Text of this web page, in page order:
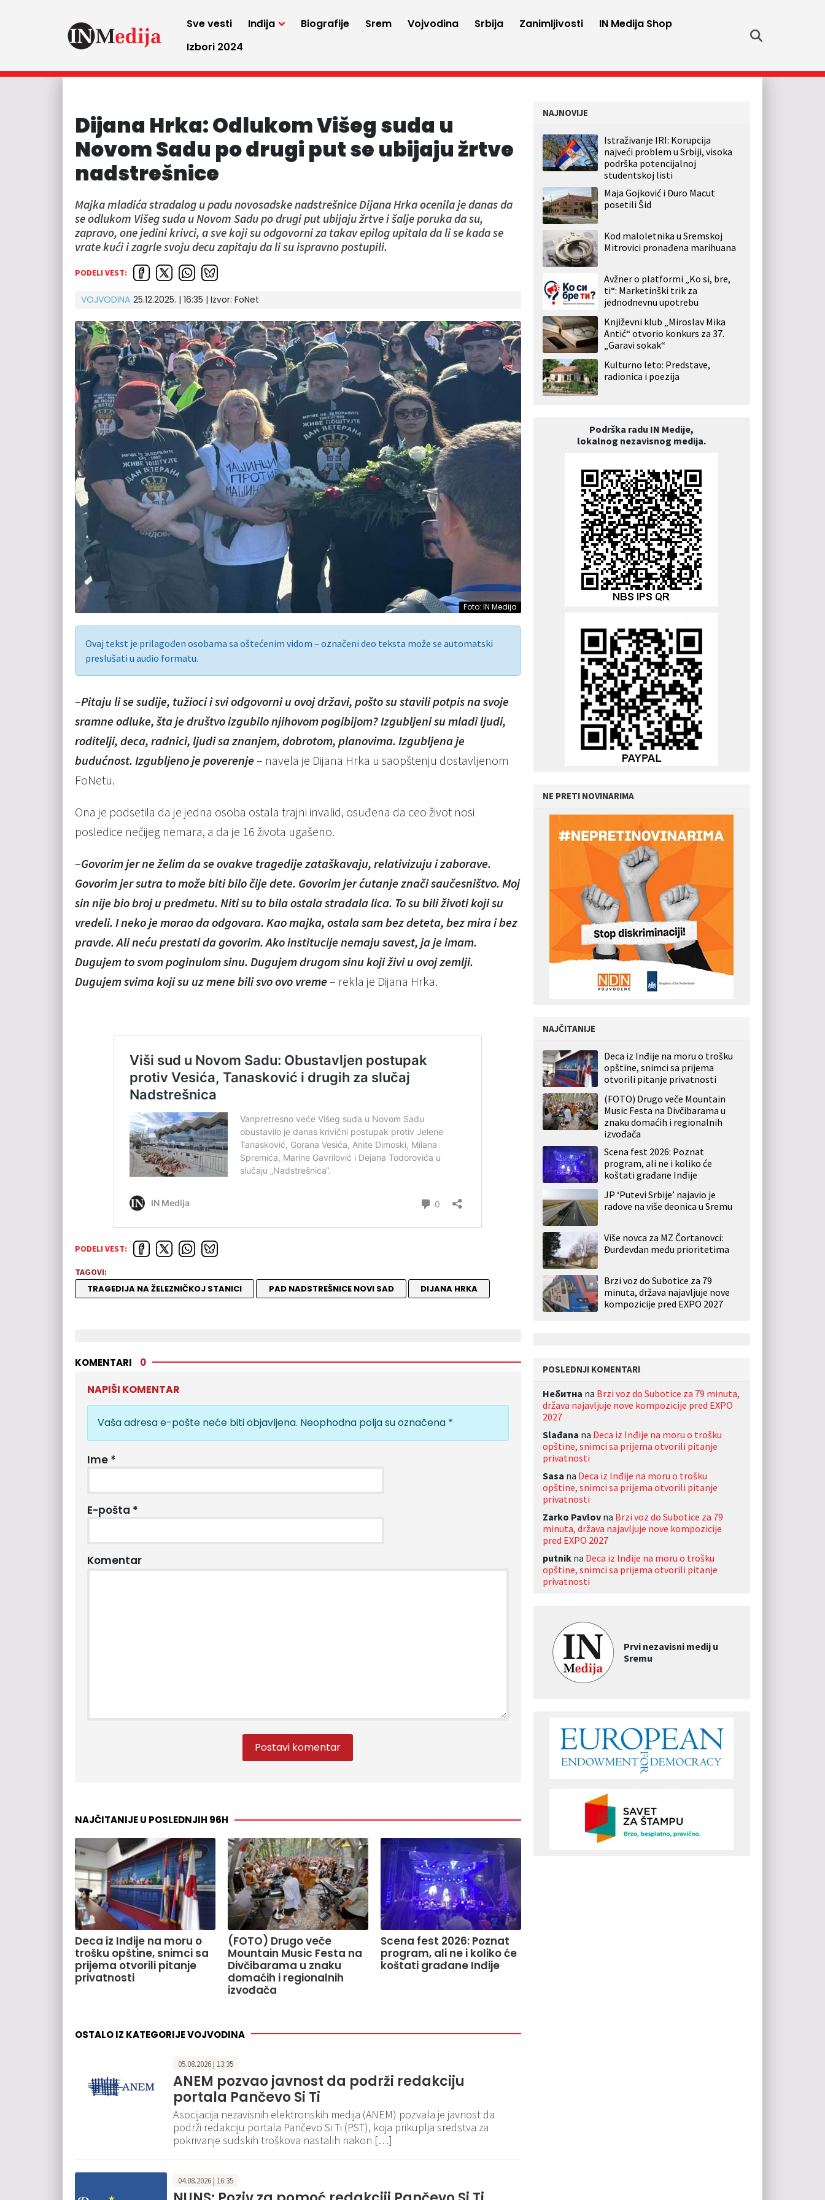
Sve vesti Inđija Biografije Srem Vojvodina Srbija Zanimljivosti
IN Medija Shop
Izbori 2024
Dijana Hrka: Odlukom Višeg suda u
Novom Sadu po drugi put se ubijaju žrtve
nadstrešnice
Majka mladića stradalog u padu novosadske nadstrešnice Dijana Hrka ocenila je danas da
se odlukom Višeg suda u Novom Sadu po drugi put ubijaju žrtve i šalje poruka da su,
zapravo, one jedini krivci, a sve koji su odgovorni za takav epilog upitala da li se kada se
vrate kući i zagrle svoju decu zapitaju da li su ispravno postupili.
PODELI VEST:
VOJVODINA 25.12.2025. | 16:35 | Izvor: FoNet
Foto: IN Medija
Ovaj tekst je prilagođen osobama sa oštećenim vidom – označeni deo teksta može se automatski
preslušati u audio formatu.
–Pitaju li se sudije, tužioci i svi odgovorni u ovoj državi, pošto su stavili potpis na svoje
sramne odluke, šta je društvo izgubilo njihovom pogibijom? Izgubljeni su mladi ljudi,
roditelji, deca, radnici, ljudi sa znanjem, dobrotom, planovima. Izgubljena je
budućnost. Izgubljeno je poverenje– navela je Dijana Hrka u saopštenju dostavljenom
FoNetu.
Ona je podsetila da je jedna osoba ostala trajni invalid, osuđena da ceo život nosi
posledice nečijeg nemara, a da je 16 života ugašeno.
–Govorim jer ne želim da se ovakve tragedije zataškavaju, relativizuju i zaborave.
Govorim jer sutra to može biti bilo čije dete. Govorim jer ćutanje znači saučesništvo. Moj
sin nije bio broj u predmetu. Niti su to bila ostala stradala lica. To su bili životi koji su
vredeli. I neko je morao da odgovara. Kao majka, ostala sam bez deteta, bez mira i bez
pravde. Ali neću prestati da govorim. Ako institucije nemaju savest, ja je imam.
Dugujem to svom poginulom sinu. Dugujem drugom sinu koji živi u ovoj zemlji.
Dugujem svima koji su uz mene bili svo ovo vreme– rekla je Dijana Hrka.
PODELI VEST:
TAGOVI:
TRAGEDIJA NA ŽELEZNIČKOJ STANICI PAD NADSTREŠNICE NOVI SAD DIJANA HRKA
KOMENTARI 0
NAPIŠI KOMENTAR
Vaša adresa e-pošte neće biti objavljena. Neophodna polja su označena *
Ime *
E-pošta *
Komentar
NAJČITANIJE U POSLEDNJIH 96H
Deca iz Inđije na moru o
trošku opštine, snimci sa
prijema otvorili pitanje
privatnosti
(FOTO) Drugo veče
Mountain Music Festa na
Divčibarama u znaku
domaćih i regionalnih
izvođača
Scena fest 2026: Poznat
program, ali ne i koliko će
koštati građane Inđije
OSTALO IZ KATEGORIJE VOJVODINA
05.08.2026 | 13:35
ANEM pozvao javnost da podrži redakciju
portala Pančevo Si Ti
Asocijacija nezavisnih elektronskih medija (ANEM) pozvala je javnost da
podrži redakciju portala Pančevo Si Ti (PST), koja prikuplja sredstva za
pokrivanje sudskih troškova nastalih nakon […]
04.08.2026 | 16:35
NAJNOVIJE
Istraživanje IRI: Korupcija
najveći problem u Srbiji, visoka
podrška potencijalnoj
studentskoj listi
Maja Gojković i Đuro Macut
posetili Šid
Kod maloletnika u Sremskoj
Mitrovici pronađena marihuana
Avžner o platformi „Ko si, bre,
ti“: Marketinški trik za
jednodnevnu upotrebu
Književni klub „Miroslav Mika
Antić“ otvorio konkurs za 37.
„Garavi sokak“
Kulturno leto: Predstave,
radionica i poezija
Podrška radu IN Medije,
lokalnog nezavisnog medija.
NE PRETI NOVINARIMA
NAJČITANIJE
Deca iz Inđije na moru o trošku
opštine, snimci sa prijema
otvorili pitanje privatnosti
(FOTO) Drugo veče Mountain
Music Festa na Divčibarama u
znaku domaćih i regionalnih
izvođača
Scena fest 2026: Poznat
program, ali ne i koliko će
koštati građane Inđije
JP ‘Putevi Srbije’ najavio je
radove na više deonica u Sremu
Više novca za MZ Čortanovci:
Đurđevdan među prioritetima
Brzi voz do Subotice za 79
minuta, država najavljuje nove
kompozicije pred EXPO 2027
POSLEDNJI KOMENTARI
Небитна na Brzi voz do Subotice za 79 minuta,
država najavljuje nove kompozicije pred EXPO
2027
Slađana na Deca iz Inđije na moru o trošku
opštine, snimci sa prijema otvorili pitanje
privatnosti
Sasa na Deca iz Inđije na moru o trošku
opštine, snimci sa prijema otvorili pitanje
privatnosti
Zarko Pavlovna Brzi voz do Subotice za 79
minuta, država najavljuje nove kompozicije
pred EXPO 2027
putnikna Deca iz Inđije na moru o trošku
opštine, snimci sa prijema otvorili pitanje
privatnosti
Prvi nezavisni medij u
Sremu